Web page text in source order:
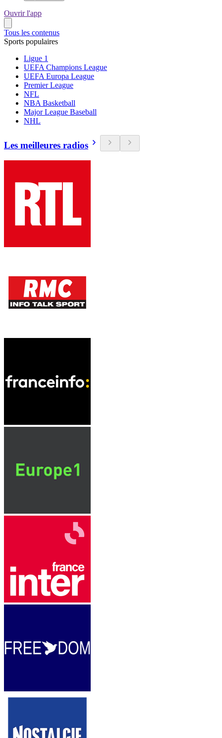
Ouvrir l'app
Tous les contenus
Sports populaires
Ligue 1
UEFA Champions League
UEFA Europa League
Premier League
NFL
NBA Basketball
Major League Baseball
NHL
Les meilleures radios